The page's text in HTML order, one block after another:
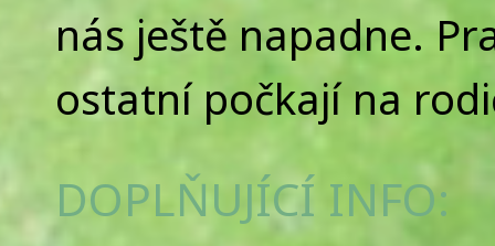
nás ještě napadne.
ostatní počkají na
DOPLŇUJÍCÍ INFO: